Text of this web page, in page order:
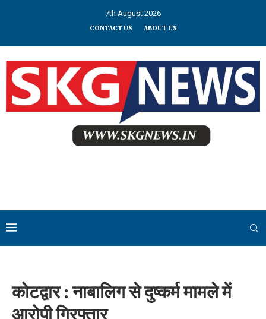
7th August 2026
CONTACT US ABOUT US
कोटद्वार : नाबालिग से दुष्कर्म मामले में